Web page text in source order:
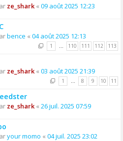
ze_shark« 09 août 2025 12:23
bence « 04 août 2025 12:13
1 … 110 111 112 113
ze_shark« 03 août 2025 21:39
1 … 8 9 10 11
ze_shark« 26 juil. 2025 07:59
your momo « 04 juil. 2025 23:02